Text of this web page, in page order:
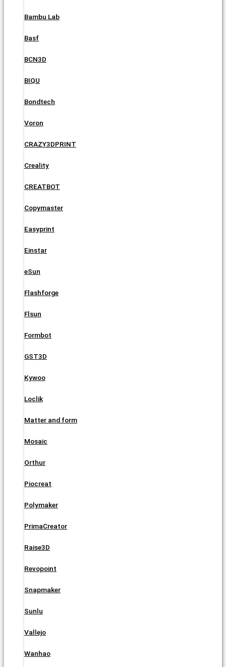
Bambu Lab
Basf
BCN3D
BIQU
Bondtech
Voron
CRAZY3DPRINT
Creality
CREATBOT
Copymaster
Easyprint
Einstar
eSun
Flashforge
Flsun
Formbot
GST3D
Kywoo
Loclik
Matter and form
Mosaic
Orthur
Piocreat
Polymaker
PrimaCreator
Raise3D
Revopoint
Snapmaker
Sunlu
Vallejo
Wanhao